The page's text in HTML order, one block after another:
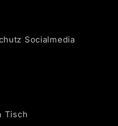
Socialmedia
Tisch